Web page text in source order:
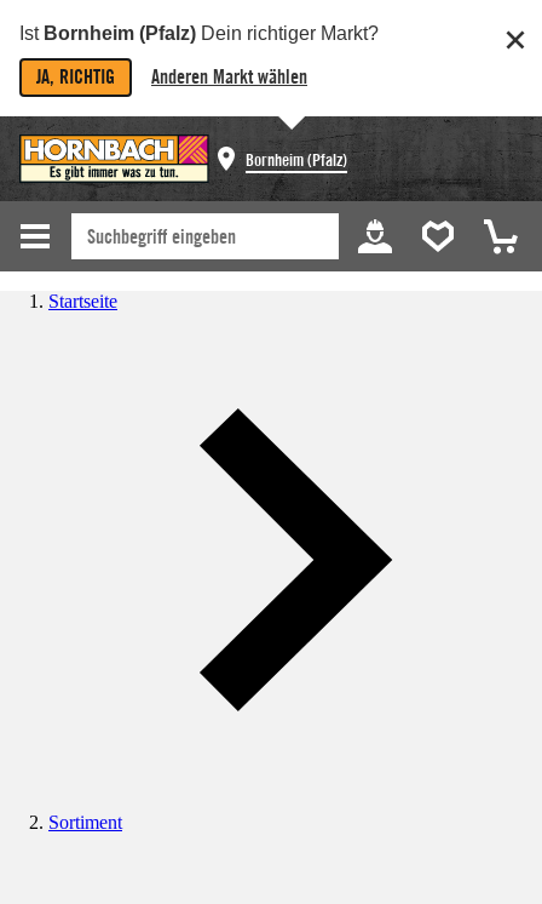
Ist Bornheim (Pfalz) Dein richtiger Markt?
JA, RICHTIG Anderen Markt wählen
Bornheim (Pfalz)
Startseite
Sortiment